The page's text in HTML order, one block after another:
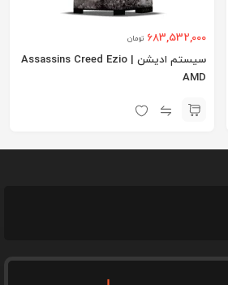
683,532,000 تومان
سیستم ادیشن | Assassins Creed Ezio
AMD